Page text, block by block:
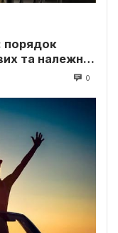
порядок
та належні
0